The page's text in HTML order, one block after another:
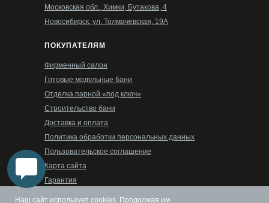
Наш сайт использует cookies. Продолжая им
Московская обл., Химки, Бутакова, 4
Новосибирск, ул. Толмачевская, 19А
ПОКУПАТЕЛЯМ
Фирменный салон
Готовые модульные бани
Отделка парной «под ключ»
Строительство бани
Доставка и оплата
Политика обработки персональных данных
Пользовательское соглашение
Карта сайта
Гарантия
РЕЖИМ РАБОТЫ